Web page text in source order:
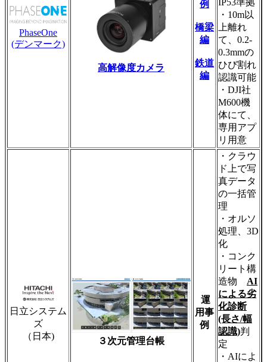
PhaseOne
(デンマーク)
高解像度カメラ
例
橋梁
編
鉄道
編
・10m以
上離れ
て、0.2-
0.3mmの
ひび割れ
認識可能
・DJI社
M600機
体にて、
専用アプ
リ用意
日立システム
ズ
（日本)
３次元管理台帳
運
用事
例
・クラウ
ド上で写
真データ
の一括管
理
・オルソ
処理、3D
化
・コンク
リート構
造物 AI
による劣
化診断
(長さ/幅
認識)判
定
・AIによ